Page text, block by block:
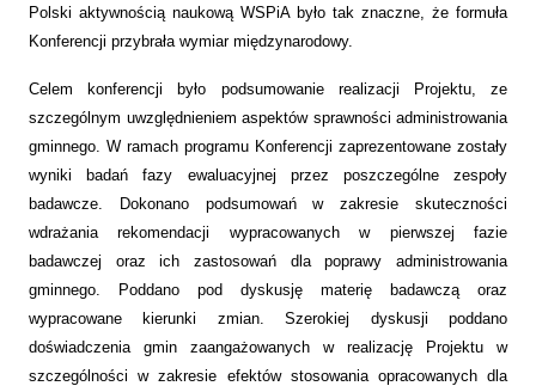
Polski aktywnością naukową WSPiA było tak znaczne, że formuła
Konferencji przybrała wymiar międzynarodowy.
Celem konferencji było podsumowanie realizacji Projektu, ze
szczególnym uwzględnieniem aspektów sprawności administrowania
gminnego. W ramach programu Konferencji zaprezentowane zostały
wyniki badań fazy ewaluacyjnej przez poszczególne zespoły
badawcze. Dokonano podsumowań w zakresie skuteczności
wdrażania rekomendacji wypracowanych w pierwszej fazie
badawczej oraz ich zastosowań dla poprawy administrowania
gminnego. Poddano pod dyskusję materię badawczą oraz
wypracowane kierunki zmian. Szerokiej dyskusji poddano
doświadczenia gmin zaangażowanych w realizację Projektu w
szczególności w zakresie efektów stosowania opracowanych dla